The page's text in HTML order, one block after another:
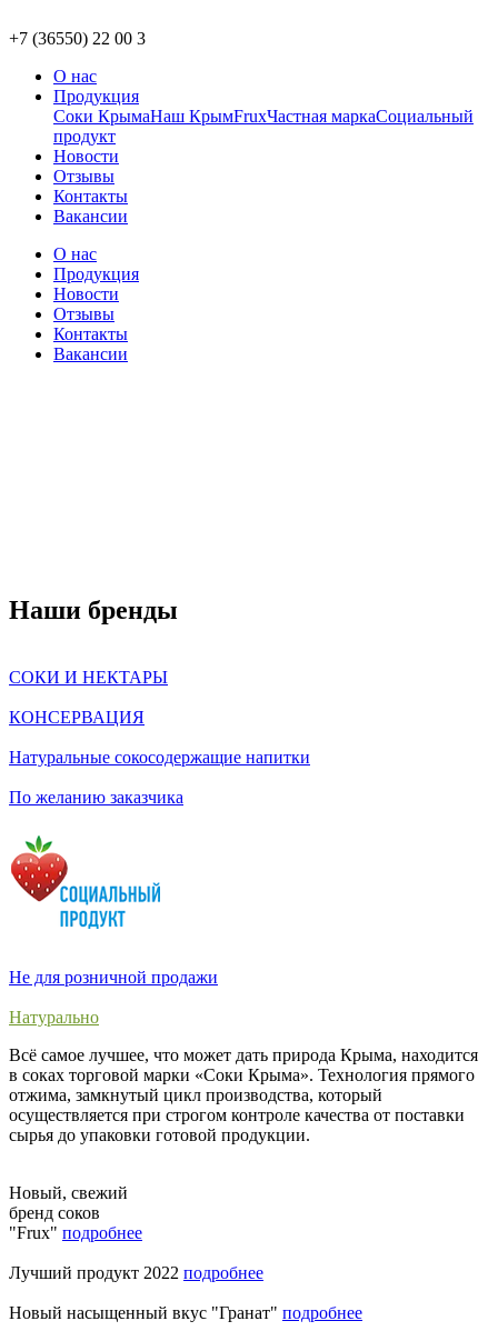
+7 (36550) 22 00 3
О нас
Продукция
Соки КрымаНаш КрымFruxЧастная маркаСоциальный
продукт
Новости
Отзывы
Контакты
Вакансии
О нас
Продукция
Новости
Отзывы
Контакты
Вакансии
Наши бренды
СОКИ И НЕКТАРЫ
КОНСЕРВАЦИЯ
Натуральные сокосодержащие напитки
По желанию заказчика
Не для розничной продажи
Натурально
Всё самое лучшее, что может дать природа Крыма, находится
в соках торговой марки «Соки Крыма». Технология прямого
отжима, замкнутый цикл производства, который
осуществляется при строгом контроле качества от поставки
сырья до упаковки готовой продукции.
Новый, свежий
бренд соков
"Frux" подробнее
Лучший продукт 2022 подробнее
Новый насыщенный вкус "Гранат" подробнее